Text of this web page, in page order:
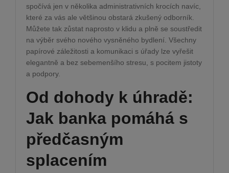
spočívá jen v několika administrativních krocích navíc,
které za vás ale většinou obstará zkušený odborník.
Můžete tak zůstat naprosto v klidu a plně se soustředit
na výběr svého nového vysněného bydlení. Všechny
papírové záležitosti a komunikaci s úřady lze vyřešit
elegantně a bez sebemenšího stresu, s pocitem jistoty
a podpory.
Od dohody k úhradě:
Jak banka pomáhá s
předčasným
splacením